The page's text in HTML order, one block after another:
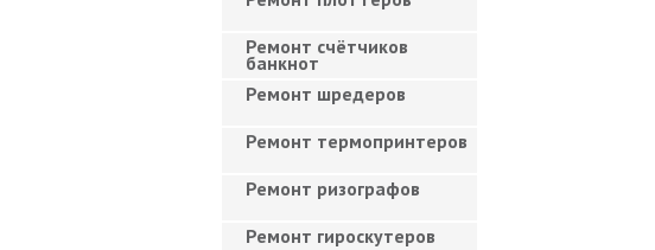
Ремонт счётчиков
банкнот
Ремонт шредеров
Ремонт термопринтеров
Ремонт ризографов
Ремонт гироскутеров